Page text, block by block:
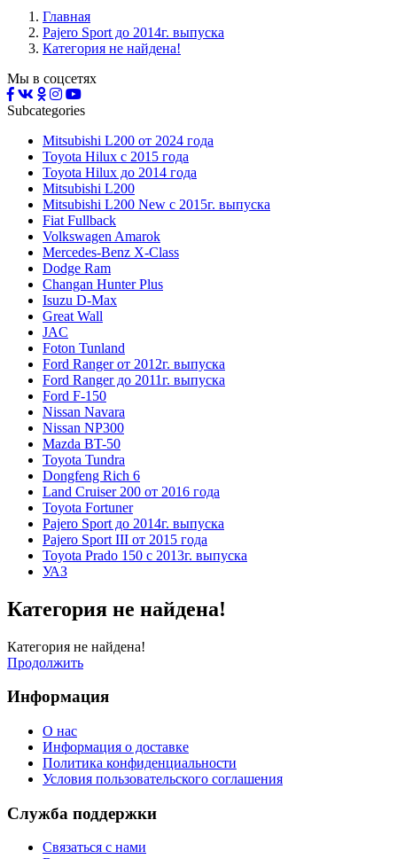
Главная
Pajero Sport до 2014г. выпуска
Категория не найдена!
Мы в соцсетях
Subcategories
Mitsubishi L200 от 2024 года
Toyota Нilux с 2015 года
Toyota Нilux до 2014 года
Mitsubishi L200
Mitsubishi L200 New с 2015г. выпуска
Fiat Fullback
Volkswagen Amarok
Mercedes-Benz X-Class
Dodge Ram
Changan Hunter Plus
Isuzu D-Max
Great Wall
JAC
Foton Tunland
Ford Ranger от 2012г. выпуска
Ford Ranger до 2011г. выпуска
Ford F-150
Nissan Navara
Nissan NP300
Mazda BT-50
Toyota Tundra
Dongfeng Rich 6
Land Cruiser 200 от 2016 года
Toyota Fortuner
Pajero Sport до 2014г. выпуска
Pajero Sport III от 2015 года
Toyota Prado 150 с 2013г. выпуска
УАЗ
Категория не найдена!
Категория не найдена!
Продолжить
Информация
О нас
Информация о доставке
Политика конфиденциальности
Условия пользовательского соглашения
Служба поддержки
Связаться с нами